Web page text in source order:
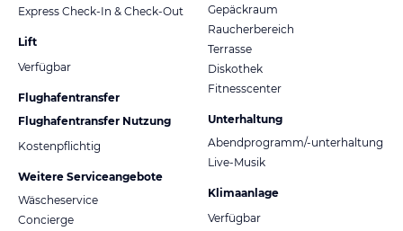
Express Check-In & Check-Out
Lift
Verfügbar
Flughafentransfer
Flughafentransfer Nutzung
Kostenpflichtig
Weitere Serviceangebote
Wäscheservice
Concierge
Gepäckraum
Raucherbereich
Terrasse
Diskothek
Fitnesscenter
Unterhaltung
Abendprogramm/-unterhaltung
Live-Musik
Klimaanlage
Verfügbar